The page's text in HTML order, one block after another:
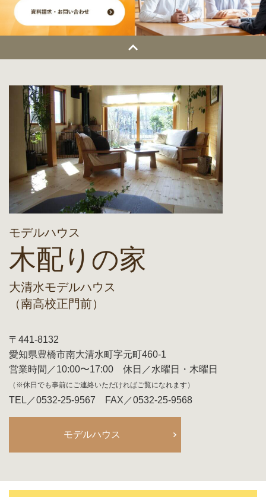
モデルハウス
木配りの家
大清水モデルハウス
（南高校正門前）
〒441-8132
愛知県豊橋市南大清水町字元町460-1
営業時間／10:00〜17:00 休日／水曜日・木曜日
（※休日でも事前にご連絡いただければご覧になれます）
TEL／0532-25-9567 FAX／0532-25-9568
モデルハウス